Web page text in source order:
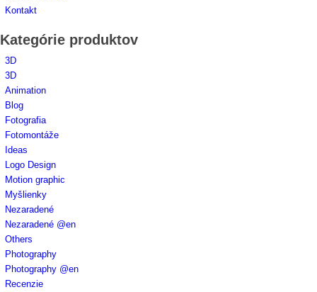
Kontakt
Kategórie produktov
3D
3D
Animation
Blog
Fotografia
Fotomontáže
Ideas
Logo Design
Motion graphic
Myšlienky
Nezaradené
Nezaradené @en
Others
Photography
Photography @en
Recenzie